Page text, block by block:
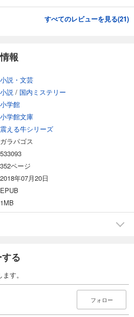
すべてのレビューを見る(21)
報
小説・文芸
小説 / 国内ミステリー
小学館
小学館文庫
震える牛シリーズ
ガラパゴス
533093
352ページ
2018年07月20日
EPUB
1MB
る
す。
フォロー